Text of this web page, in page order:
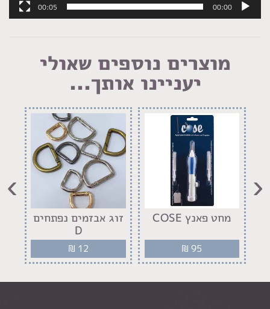
00:00
00:05
מוצרים נוספים שאולי
יעניינו אותך...
מחט פאנץ COSE
₪ 95
זוג אבזמים נפתחים
D
₪ 12
‹
›